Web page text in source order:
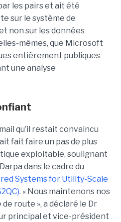
les pairs et ait été
sur le système de
non sur les données
mêmes, que Microsoft
entièrement publiques
une analyse
qu’il restait convaincu
fait faire un pas de plus
exploitable, soulignant
dans le cadre du
Systems for Utility-Scale
. « Nous maintenons nos
route », a déclaré le Dr
principal et vice-président